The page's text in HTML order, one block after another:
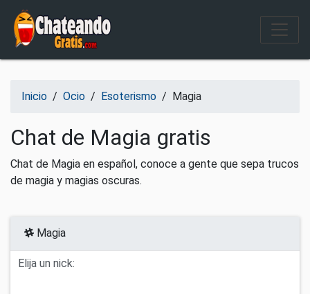
Salir del contenido
Inicio / Ocio / Esoterismo / Magia
Chat de Magia gratis
Chat de Magia en español, conoce a gente que sepa trucos
de magia y magias oscuras.
Magia
Elija un nick: